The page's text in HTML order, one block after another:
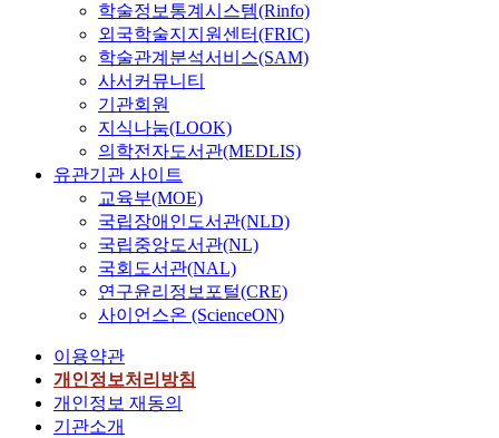
학술정보통계시스템(Rinfo)
외국학술지지원센터(FRIC)
학술관계분석서비스(SAM)
사서커뮤니티
기관회원
지식나눔(LOOK)
의학전자도서관(MEDLIS)
유관기관 사이트
교육부(MOE)
국립장애인도서관(NLD)
국립중앙도서관(NL)
국회도서관(NAL)
연구윤리정보포털(CRE)
사이언스온 (ScienceON)
이용약관
개인정보처리방침
개인정보 재동의
기관소개